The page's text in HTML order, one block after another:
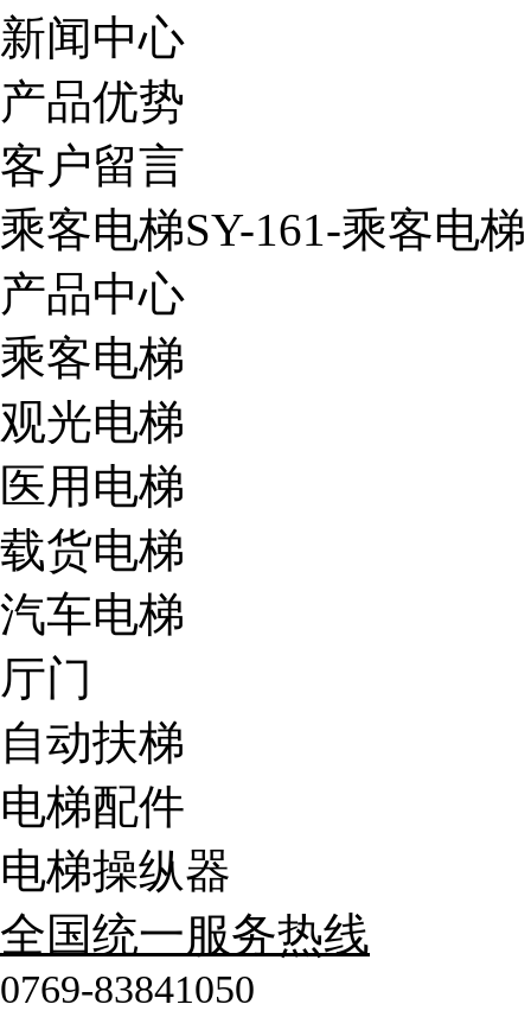
新闻中心
产品优势
客户留言
乘客电梯SY-161-乘客电梯
产品中心
乘客电梯
观光电梯
医用电梯
载货电梯
汽车电梯
厅门
自动扶梯
电梯配件
电梯操纵器
全国统一服务热线
0769-83841050